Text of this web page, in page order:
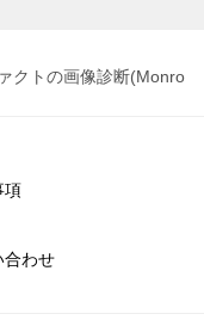
クトの画像診断(Monro
項
合わせ